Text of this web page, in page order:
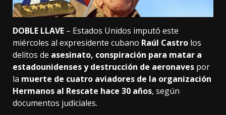
DOBLE LLAVE – Estados Unidos imputó este
miércoles al expresidente cubano Raúl Castro los
delitos de asesinato, conspiración para matar a
estadounidenses y destrucción de aeronaves por
la muerte de cuatro aviadores de la organización
Hermanos al Rescate hace 30 años, según
documentos judiciales.